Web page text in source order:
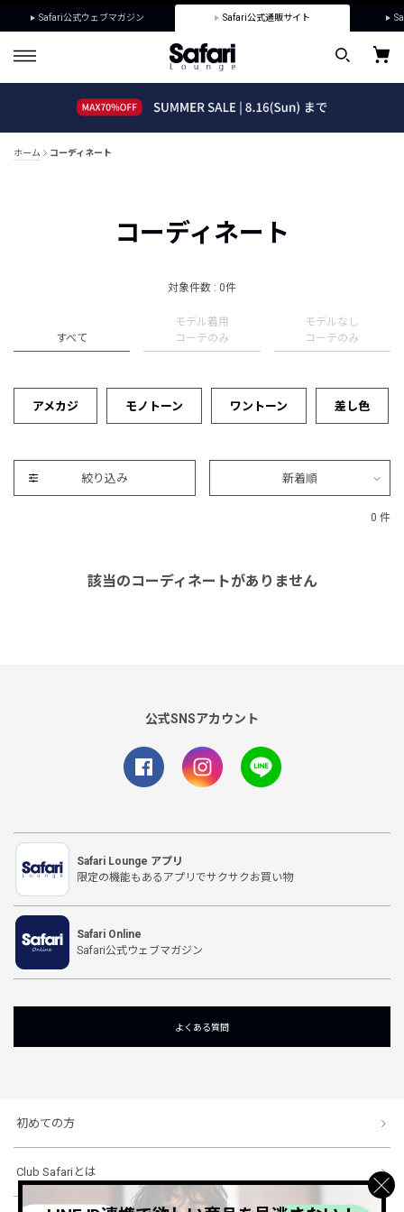
Safari公式ウェブマガジン Safari公式通販サイト
ホーム コーディネート
コーディネート
対象件数 : 0件
すべて
モデル着用
コーデのみ
モデルなし
コーデのみ
アメカジ モノトーン ワントーン 差し色
絞り込み 新着順
0 件
該当のコーディネートがありません
公式SNSアカウント
Safari Lounge アプリ
限定の機能もあるアプリでサクサクお買い物
Safari Online
Safari公式ウェブマガジン
よくある質問
初めての方
Club Safariとは